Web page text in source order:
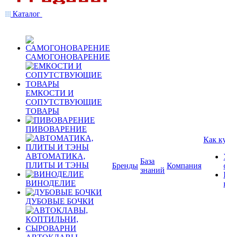
Каталог
САМОГОНОВАРЕНИЕ
ЕМКОСТИ И
СОПУТСТВУЮЩИЕ
ТОВАРЫ
ПИВОВАРЕНИЕ
АВТОМАТИКА,
ПЛИТЫ И ТЭНЫ
ВИНОДЕЛИЕ
ДУБОВЫЕ БОЧКИ
Бренды
База
знаний
Компания
Как